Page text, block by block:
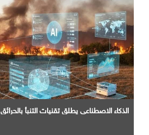
الذكاء الاصطناعي يطلق تقنيات التنبأ بالحرائق